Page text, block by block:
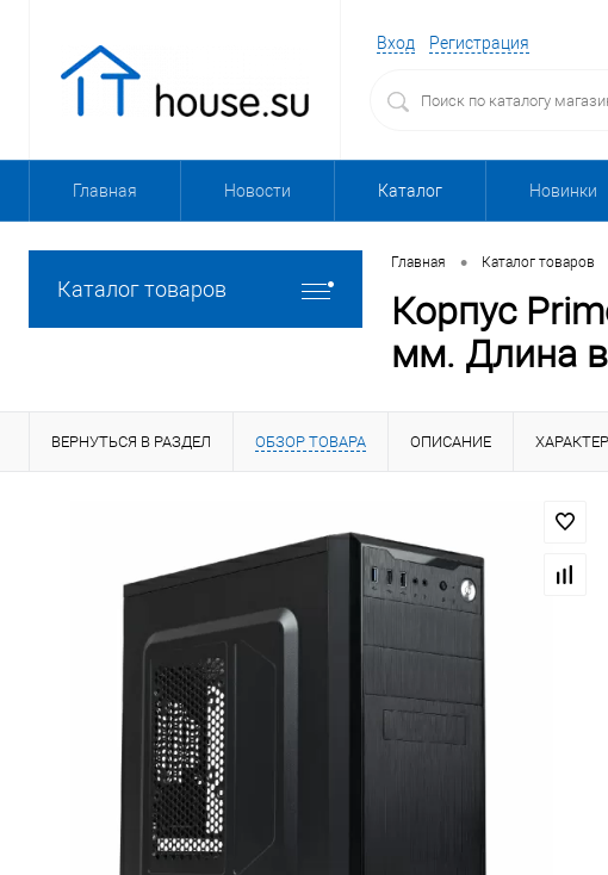
Вход Регистрация
Главная Новости Каталог Новинки
Каталог товаров
Главная • Каталог товаров
Корпус
мм. Длина
ВЕРНУТЬСЯ В РАЗДЕЛ ОБЗОР ТОВАРА ОПИСАНИЕ